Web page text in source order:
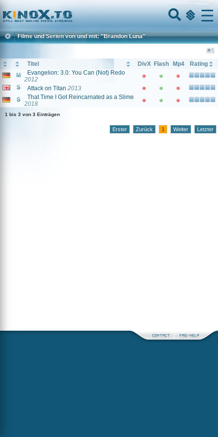
Home
Menu
Filme und Serien von und mit: "Brandon Luna"
Titel DivX Flash Mp4
Rating
Evangelion: 3.0: You Can (Not) Redo
2012
Attack on Titan 2013
That Time I Got Reincarnated as a Slime
2018
1 bis 3 von 3 Einträgen
Erster Zurück 1 Weiter Letzter